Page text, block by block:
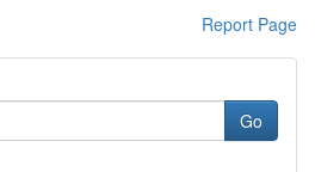
Report Page
Go